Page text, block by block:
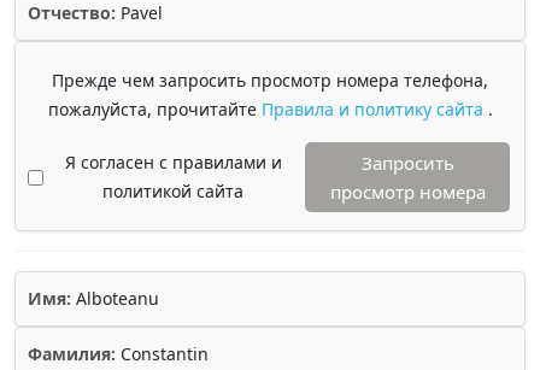
Отчество: Pavel
Прежде чем запросить просмотр номера телефона,
пожалуйста, прочитайте Правила и политику сайта .
Я согласен с правилами и
политикой сайта
Запросить
просмотр номера
Имя: Alboteanu
Фамилия: Constantin